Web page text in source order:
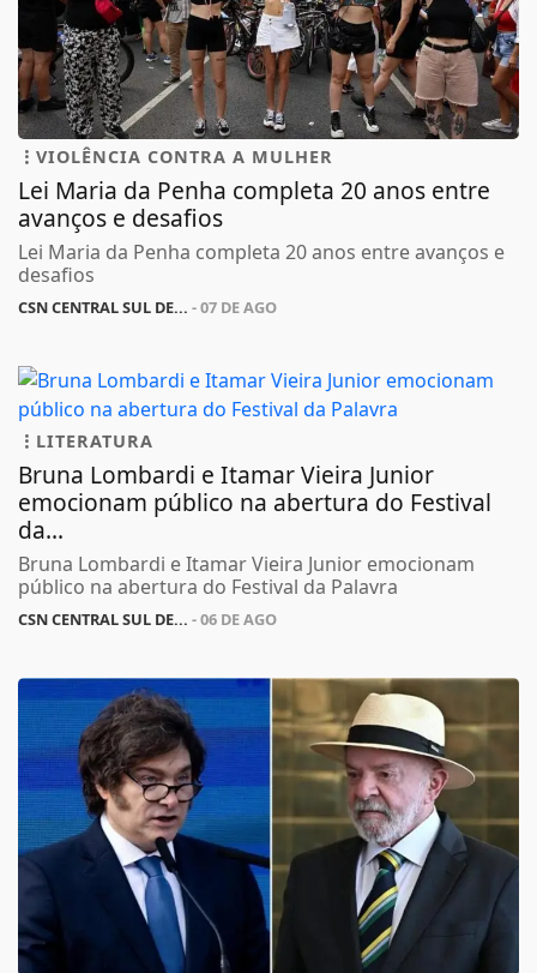
VIOLÊNCIA CONTRA A MULHER
Lei Maria da Penha completa 20 anos entre
avanços e desafios
Lei Maria da Penha completa 20 anos entre avanços e
desafios
CSN CENTRAL SUL DE... - 07 DE AGO
LITERATURA
Bruna Lombardi e Itamar Vieira Junior
emocionam público na abertura do Festival
da...
Bruna Lombardi e Itamar Vieira Junior emocionam
público na abertura do Festival da Palavra
CSN CENTRAL SUL DE... - 06 DE AGO